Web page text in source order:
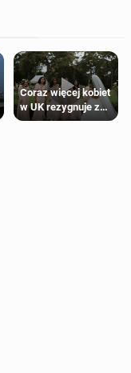
Coraz więcej kobiet
w UK rezygnuje z
roli druhny na